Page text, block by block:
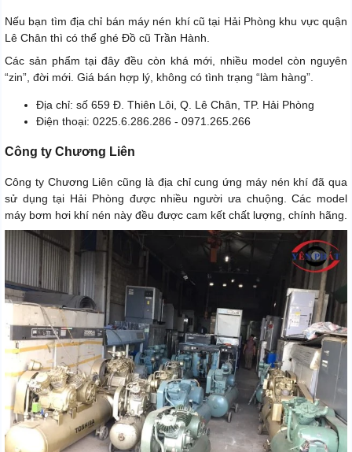
Nếu bạn tìm địa chỉ bán máy nén khí cũ tại Hải Phòng khu vực quận
Lê Chân thì có thể ghé Đồ cũ Trần Hành.
Các sản phẩm tại đây đều còn khá mới, nhiều model còn nguyên
“zin”, đời mới. Giá bán hợp lý, không có tình trạng “làm hàng”.
Địa chỉ: số 659 Đ. Thiên Lôi, Q. Lê Chân, TP. Hải Phòng
Điện thoại: 0225.6.286.286 - 0971.265.266
Công ty Chương Liên
Công ty Chương Liên cũng là địa chỉ cung ứng máy nén khí đã qua
sử dụng tại Hải Phòng được nhiều người ưa chuộng. Các model
máy bơm hơi khí nén này đều được cam kết chất lượng, chính hãng.